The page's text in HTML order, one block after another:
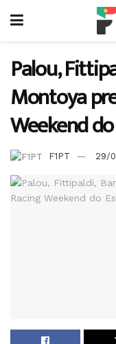
Palou,
Montoya
Weekend
F1PT 29/